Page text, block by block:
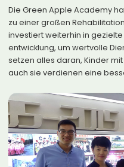
Die Green Apple Academy
zu einer großen
investiert weiterhin in
entwicklung, um wertvolle
setzen alles daran, Kinder
auch sie verdienen eine